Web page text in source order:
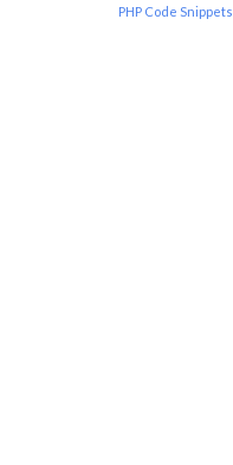
PHP Code Snippets